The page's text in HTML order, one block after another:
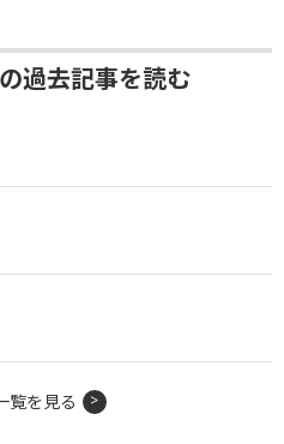
過去記事を読む
覧を見る